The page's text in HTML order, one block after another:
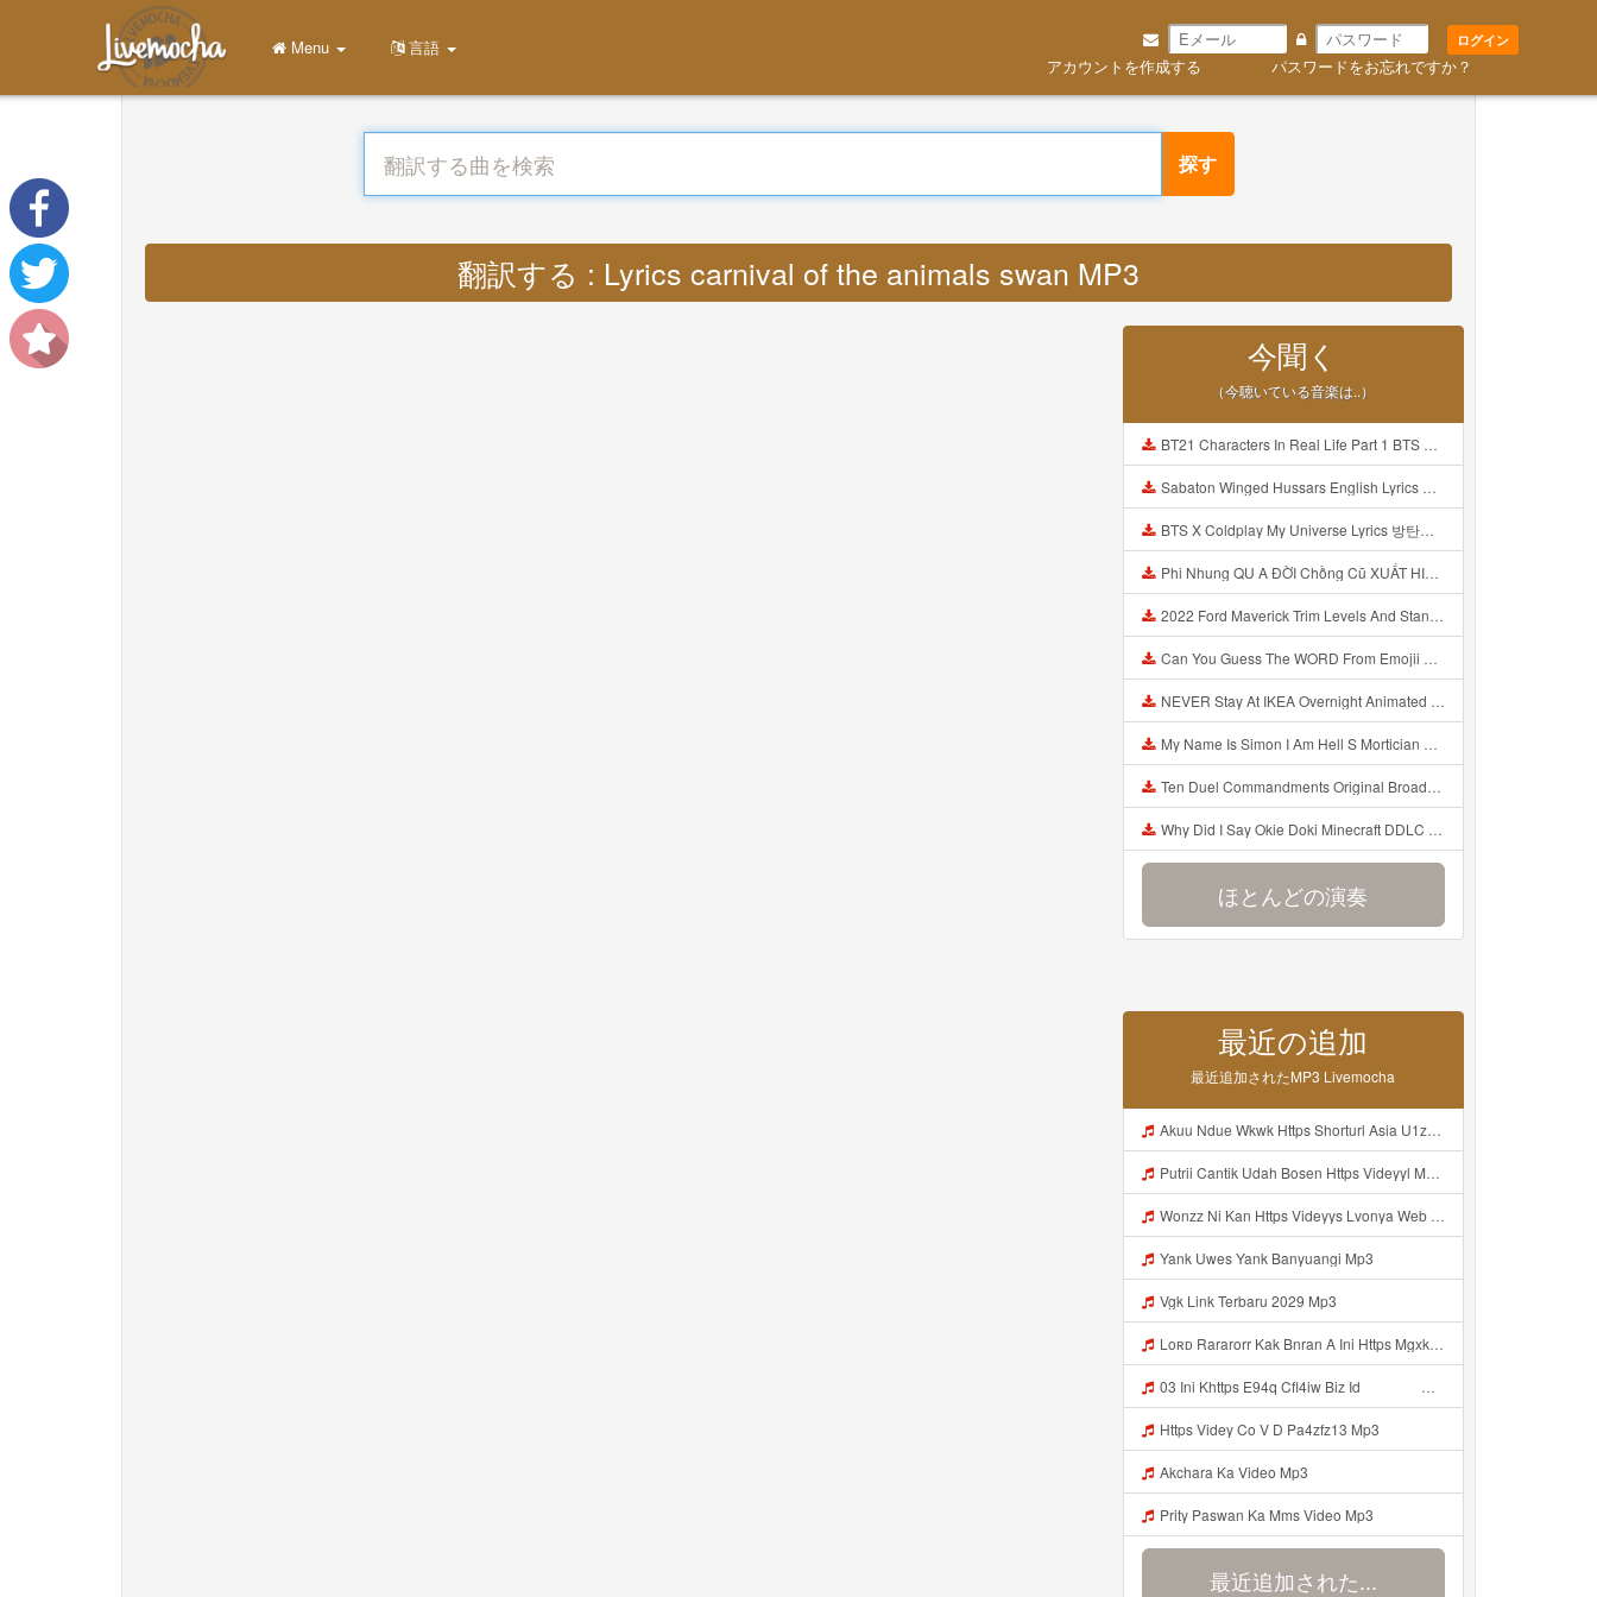
ログイン
アカウントを作成する パスワードをお忘れですか？
Menu 言語
探す
翻訳する : Lyrics carnival of the animals swan MP3
今聞く
（今聴いている音楽は..）
BT21 Characters In Real Life Part 1 BTS AND BT21 방탄소년단 BT21 BT21아가들은 아빠조아 따라쟁이들 BTS Vs BT21 Mp3
Sabaton Winged Hussars English Lyrics Mp3
BTS X Coldplay My Universe Lyrics 방탄소년단 콜드플레이 My Universe 가사 Color Coded Lyrics Han Rom Eng Mp3
Phi Nhung QU A ĐỜI Chồng Cũ XUẤT HIỆN Khóc Hối Hận Vì Làm Điều KHỦNG KHIẾP Với Cô Mp3
2022 Ford Maverick Trim Levels And Standard Features Explained Mp3
Can You Guess The WORD From Emojii COMPOUND WORD EMOJII CHALLENGE 90 PEOPLE FAIL Guess Mp3
NEVER Stay At IKEA Overnight Animated SCP 3008 Horror Story Mp3
My Name Is Simon I Am Hell S Mortician And I Am Going To Kill God Creepypasta Mp3
Ten Duel Commandments Original Broadway Cast Of Hamilton Lyrics Mp3
Why Did I Say Okie Doki Minecraft DDLC Animated Music Video Song By The Stupendium Mp3
ほとんどの演奏
最近の追加
最近追加されたMP3 Livemocha
Akuu Ndue Wkwk Https Shorturl Asia U1zZY ᅠ ᅠ ᅠ ᅠ ᅠ ᅠ ᅠ ᅠ ᅠ ᅠ ᅠ ᅠ ᅠ ᅠ ᅠ ᅠ ᅠ OK ᅠ ᅠ ᅠ ᅠ ᅠ ᅠ ᅠ ᅠ ᅠ ᅠ ᅠ ᅠ ᅠ ᅠ ᅠ ᅠ ᅠ ᅠ ᅠ ᅠ ᅠ ᅠ ᅠ ᅠ ᅠ ᅠ ᅠ ᅠ ᅠ ᅠ ᅠ ᅠ ᅠ ᅠ ᅠ ᅠ ᅠ ᅠ ᅠ ᅠ ᅠ Mp3
Putrii Cantik Udah Bosen Https Videyyl Mdfro Web Id ᅠ ᅠ ᅠ ᅠ ᅠ ᅠ ᅠ ᅠ ᅠ ᅠ ᅠ ᅠ ᅠ ᅠ ᅠ ᅠ ᅠ ᅠ ᅠ Ok ᅠ ᅠ ᅠ ᅠ ᅠ ᅠ ᅠ ᅠ ᅠ ᅠ ᅠ ᅠ ᅠ ᅠ ᅠ ᅠ ᅠ ᅠ ᅠ ᅠ ᅠ ᅠ ᅠ ᅠ ᅠ ᅠ ᅠ ᅠ ᅠ ᅠ ᅠ ᅠ ᅠ ᅠ ᅠ ᅠ ᅠ ᅠ ᅠ ᅠ N Mp3
Wonzz Ni Kan Https Videyys Lvonya Web Id ᅠ ᅠ ᅠ ᅠ ᅠ ᅠ ᅠ ᅠ ᅠ ᅠ ᅠ ᅠ ᅠ ᅠ ᅠ ᅠ ᅠ ᅠ ᅠ ᅠ OKK ᅠ ᅠ ᅠ ᅠ ᅠ ᅠ ᅠ ᅠ ᅠ ᅠ ᅠ ᅠ ᅠ ᅠ ᅠ ᅠ ᅠ ᅠ ᅠ ᅠ ᅠ ᅠ ᅠ ᅠ ᅠ ᅠ ᅠ ᅠ ᅠ ᅠ ᅠ ᅠ ᅠ ᅠ ᅠ ᅠ ᅠ ᅠ ᅠ ᅠ Mp3
Yank Uwes Yank Banyuangi Mp3
Vgk Link Terbaru 2029 Mp3
Loʀᴅ Rararorr Kak Bnran A Ini Https Mgxk Dskoe Biz Id Ini Kah ᅠ ᅠ ᅠ ᅠ ᅠ ᅠ ᅠ ᅠ ᅠ ᅠ ᅠ ᅠ ᅠ ᅠ ᅠ ᅠ ᅠ ᅠ ᅠ ᅠ ᅠ ᅠ ᅠ ᅠ ᅠ ᅠ ᅠ ᅠ ᅠ ᅠ ᅠ ᅠ ᅠ ᅠ ᅠ ᅠ ᅠ ᅠ ᅠ ᅠ ᅠ ᅠ ᅠ ᅠ ᅠ ᅠ ᅠ ᅠ ᅠ ᅠ ᅠ ᅠ ᅠ ᅠ ᅠ ᅠ ᅠ ᅠ ᅠ ᅠ ᅠ ᅠ ᅠ ᅠ ᅠ ᅠ Mp3
03 Ini Khttps E94q Cfl4iw Biz Id ᅟᅟᅟᅟᅟᅟᅟᅟᅟᅟᅟᅟᅟᅟᅟᅟᅟᅟᅟᅟᅟᅟᅟᅟᅟᅟᅟᅟᅟᅟᅟᅟ ᅟᅟᅟᅟᅟᅟᅟᅟᅟᅟᅟᅟᅟᅟᅟᅟᅟᅟᅟᅟᅟᅟᅟᅟᅟᅟᅟᅟᅟᅟᅟᅟᅟᅟᅟᅟᅟᅟᅟᅟᅟᅟᅟᅟᅟᅟᅟᅟᅟᅟᅟᅟᅟᅟᅟᅟᅟᅟᅟᅟᅟᅟᅟᅟᅟᅟᅟᅟᅟᅟᅟᅟᅟᅟᅟᅟᅟᅟᅟᅟᅟᅟᅟᅟᅟᅟᅟᅟᅟᅟᅟᅟᅟᅟᅟᅟᅟᅟᅟᅟᅟᅟᅟᅟᅟᅟᅟᅟᅟᅟᅟᅟᅟᅟᅟᅟᅟᅟᅟᅟᅟᅟᅟᅟᅟᅟᅟᅟᅟᅟᅟᅟᅟᅟᅟᅟᅟ ᅠ ᅠ ᅠ ᅠ ᅠ ᅠ ᅠ ᅠ ᅠ ᅠ ᅠ ᅠ ᅠ ᅠ ᅠ ᅠ ᅠ ᅠ ᅠ ᅠ ᅠ ᅠ ᅠ ᅠ ᅠ ᅠ Mp3
Https Videy Co V D Pa4zfz13 Mp3
Akchara Ka Video Mp3
Prity Paswan Ka Mms Video Mp3
最近追加された...